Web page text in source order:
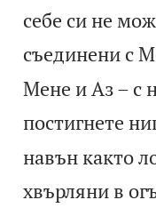
себе си не
съединени с
Мене и Аз – с
постигнете
навън както
хвърляни в